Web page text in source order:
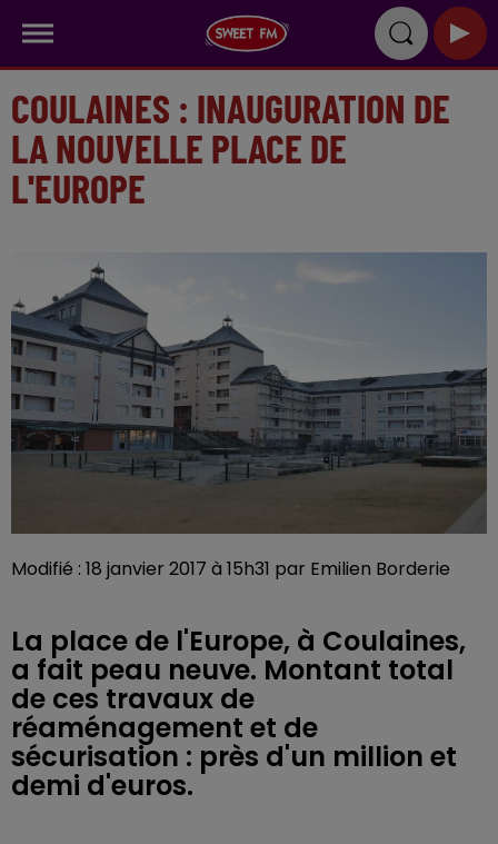
COULAINES : INAUGURATION DE
LA NOUVELLE PLACE DE
L'EUROPE
Modifié : 18 janvier 2017 à 15h31 par Emilien Borderie
La place de l'Europe, à Coulaines,
a fait peau neuve. Montant total
de ces travaux de
réaménagement et de
sécurisation : près d'un million et
demi d'euros.